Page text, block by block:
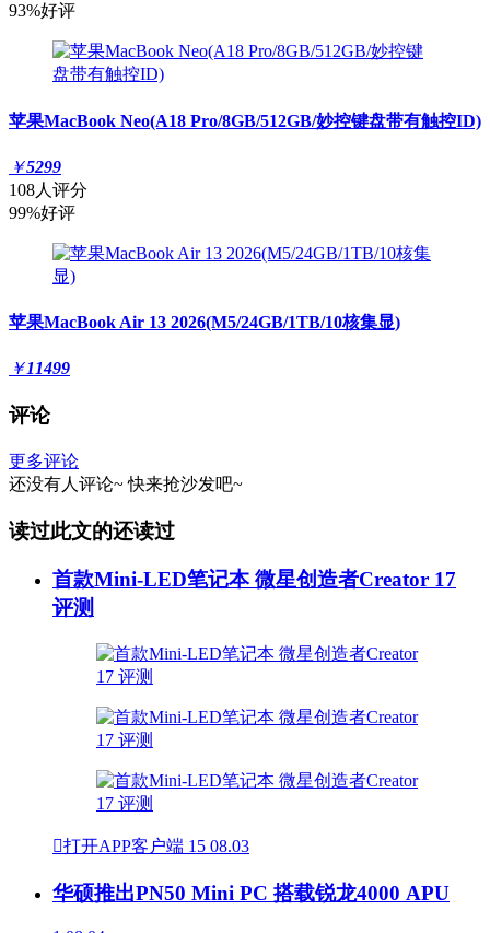
93%好评
苹果MacBook Neo(A18 Pro/8GB/512GB/妙控键盘带有触控ID)
￥5299
108人评分
99%好评
苹果MacBook Air 13 2026(M5/24GB/1TB/10核集显)
￥11499
评论
更多评论
还没有人评论~ 快来抢沙发吧~
读过此文的还读过
首款Mini-LED笔记本 微星创造者Creator 17
评测
打开APP客户端 15 08.03
华硕推出PN50 Mini PC 搭载锐龙4000 APU